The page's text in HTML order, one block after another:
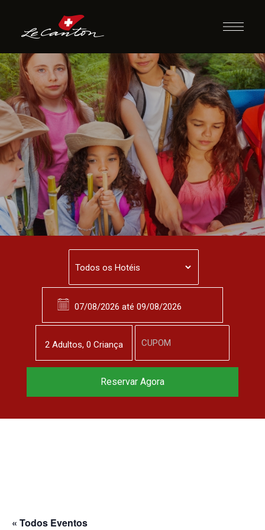
Siga as Pistas
« Todos Eventos
2 Adultos, 0 Criança
Reserve agora, com
Reservar Agora